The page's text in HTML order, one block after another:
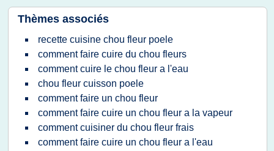
Thèmes associés
recette cuisine chou fleur poele
comment faire cuire du chou fleurs
comment cuire le chou fleur a l'eau
chou fleur cuisson poele
comment faire un chou fleur
comment faire cuire un chou fleur a la vapeur
comment cuisiner du chou fleur frais
comment faire cuire un chou fleur a l'eau